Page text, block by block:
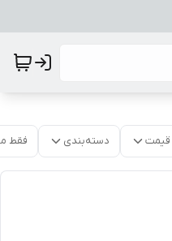
قیمت دسته‌بندی فقط